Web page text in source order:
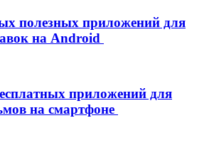
полезных приложений для
на Android
приложений для
на смартфоне